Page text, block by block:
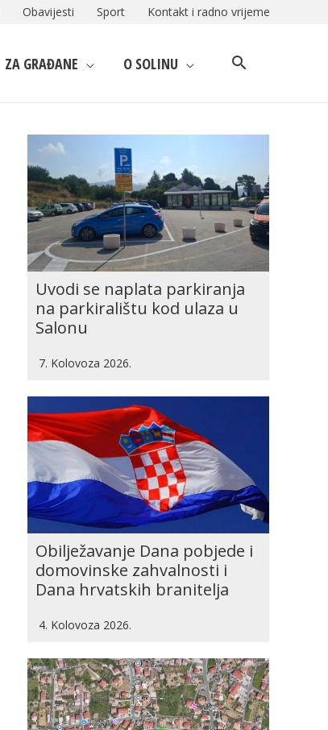
Obavijesti Sport Kontakt i radno vrijeme
ZA GRAĐANE O SOLINU
Uvodi se naplata parkiranja
na parkiralištu kod ulaza u
Salonu
7. Kolovoza 2026.
Obilježavanje Dana pobjede i
domovinske zahvalnosti i
Dana hrvatskih branitelja
4. Kolovoza 2026.